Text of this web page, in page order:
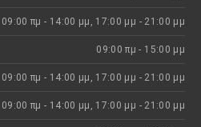
09:00 πμ - 14:00 μμ, 17:00 μμ - 21:00 μμ
09:00 πμ - 15:00 μμ
09:00 πμ - 14:00 μμ, 17:00 μμ - 21:00 μμ
09:00 πμ - 14:00 μμ, 17:00 μμ - 21:00 μμ